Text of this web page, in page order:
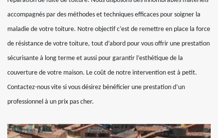
accompagnés par des méthodes et techniques efficaces pour soigner la
maladie de votre toiture. Notre objectif c’est de remettre en place la force
de résistance de votre toiture, tout d’abord pour vous offrir une prestation
sécurisante à long terme et aussi pour garantir l’esthétique de la
couverture de votre maison. Le coût de notre intervention est à petit.
Contactez-nous vite si vous désirez bénéficier une prestation d’un
professionnel à un prix pas cher.